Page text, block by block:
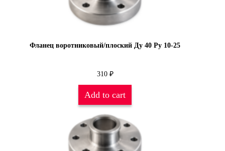
Фланец воротниковый/плоский Ду 40 Py 10-25
310 ₽
Add to cart